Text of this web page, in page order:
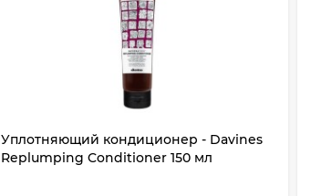
Уплотняющий кондиционер - Davines
Replumping Conditioner 150 мл